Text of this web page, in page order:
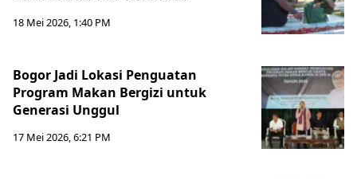
18 Mei 2026, 1:40 PM
Bogor Jadi Lokasi Penguatan
Program Makan Bergizi untuk
Generasi Unggul
17 Mei 2026, 6:21 PM